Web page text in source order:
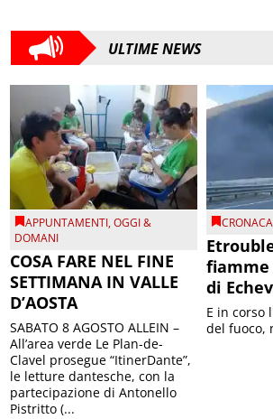
ULTIME NEWS
APPUNTAMENTI,OGGI &
DOMANI
COSA FARE NEL FINE
SETTIMANA IN VALLE
D’AOSTA
SABATO 8 AGOSTO ALLEIN –
All’area verde Le Plan-de-
Clavel prosegue “ItinerDante”,
le letture dantesche, con la
partecipazione di Antonello
Pistritto (...
CRONACA
di
E in corso
del fuoco,